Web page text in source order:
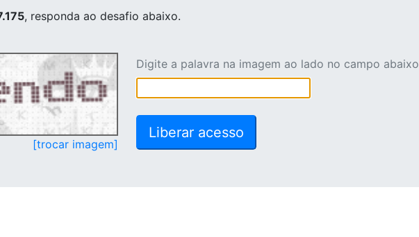
, responda ao desafio abaixo.
[trocar imagem]
Digite a palavra na imagem ao lado no campo abaixo